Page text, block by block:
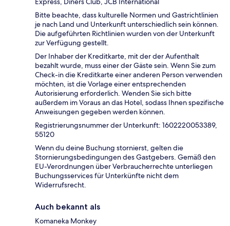
Bitte beachte, dass kulturelle Normen und Gastrichtlinien
je nach Land und Unterkunft unterschiedlich sein können.
Die aufgeführten Richtlinien wurden von der Unterkunft
zur Verfügung gestellt.
Der Inhaber der Kreditkarte, mit der der Aufenthalt
bezahlt wurde, muss einer der Gäste sein. Wenn Sie zum
Check-in die Kreditkarte einer anderen Person verwenden
möchten, ist die Vorlage einer entsprechenden
Autorisierung erforderlich. Wenden Sie sich bitte
außerdem im Voraus an das Hotel, sodass Ihnen spezifische
Anweisungen gegeben werden können.
Registrierungsnummer der Unterkunft: 1602220053389,
55120
Wenn du deine Buchung stornierst, gelten die
Stornierungsbedingungen des Gastgebers. Gemäß den
EU-Verordnungen über Verbraucherrechte unterliegen
Buchungsservices für Unterkünfte nicht dem
Widerrufsrecht.
Auch bekannt als
Komaneka Monkey